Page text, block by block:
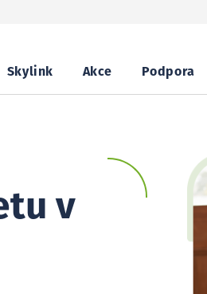
Skylink Akce Podpora
v